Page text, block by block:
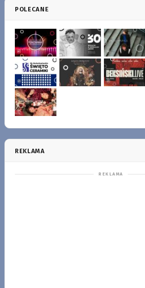
POLECANE
REKLAMA